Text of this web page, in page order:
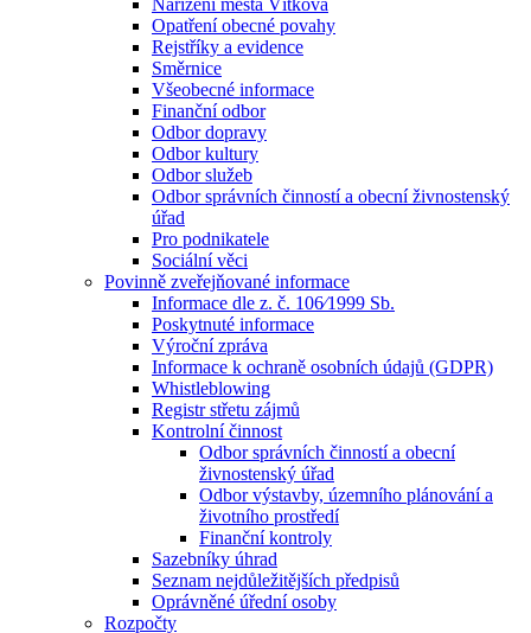
Nařízení města Vítkova
Opatření obecné povahy
Rejstříky a evidence
Směrnice
Všeobecné informace
Finanční odbor
Odbor dopravy
Odbor kultury
Odbor služeb
Odbor správních činností a obecní živnostenský
úřad
Pro podnikatele
Sociální věci
Povinně zveřejňované informace
Informace dle z. č. 106⁄1999 Sb.
Poskytnuté informace
Výroční zpráva
Informace k ochraně osobních údajů (GDPR)
Whistleblowing
Registr střetu zájmů
Kontrolní činnost
Odbor správních činností a obecní
živnostenský úřad
Odbor výstavby, územního plánování a
životního prostředí
Finanční kontroly
Sazebníky úhrad
Seznam nejdůležitějších předpisů
Oprávněné úřední osoby
Rozpočty